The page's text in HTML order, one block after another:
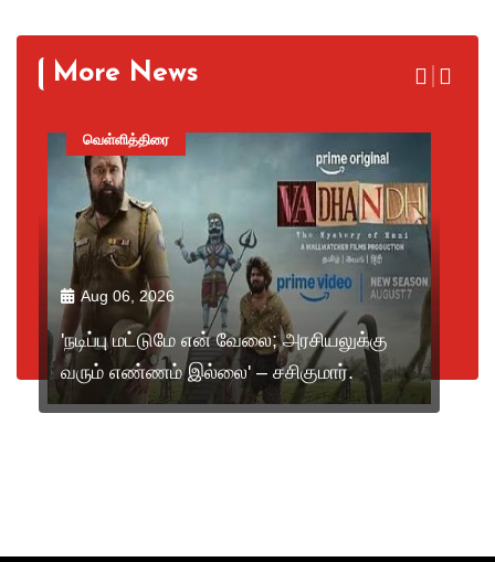
More News
Aug 06, 2026
'நடிப்பு மட்டுமே என் வேலை; அரசியலுக்கு
வரும் எண்ணம் இல்லை' – சசிகுமார்.
வெள்ளித்திரை